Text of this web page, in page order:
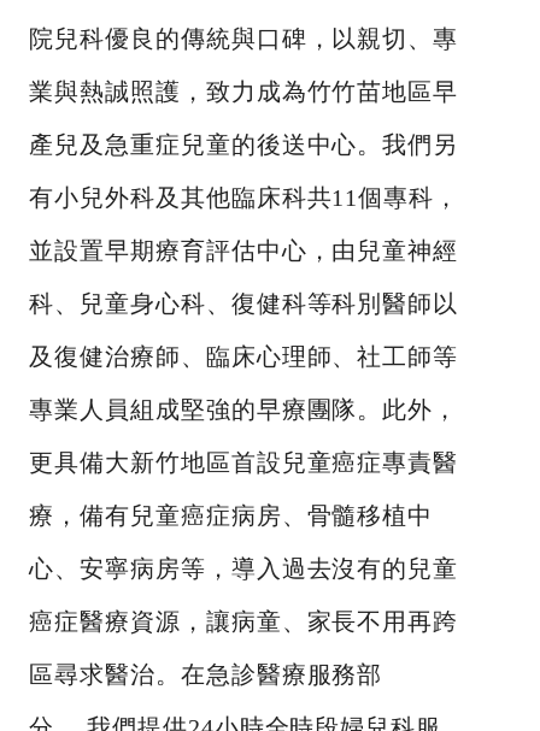
院兒科優良的傳統與口碑，以親切、專
業與熱誠照護，致力成為竹竹苗地區早
產兒及急重症兒童的後送中心。我們另
有小兒外科及其他臨床科共11個專科，
並設置早期療育評估中心，由兒童神經
科、兒童身心科、復健科等科別醫師以
及復健治療師、臨床心理師、社工師等
專業人員組成堅強的早療團隊。此外，
更具備大新竹地區首設兒童癌症專責醫
療，備有兒童癌症病房、骨髓移植中
心、安寧病房等，導入過去沒有的兒童
癌症醫療資源，讓病童、家長不用再跨
區尋求醫治。在急診醫療服務部